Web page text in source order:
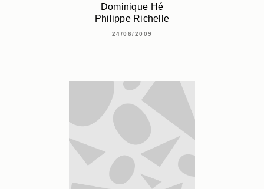
Dominique Hé
Philippe Richelle
24/06/2009